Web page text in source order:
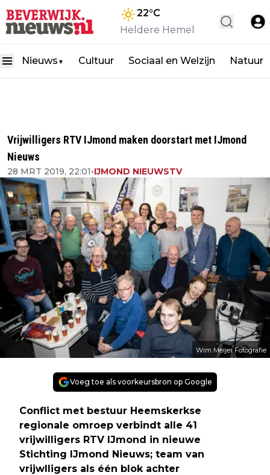
22°C
Heldere Hemel
Nieuws ▼ Cultuur Sociaal en Welzijn Natuur
Vrijwilligers RTV IJmond maken doorstart met IJmond
Nieuws
28 MRT 2019, 22:01•IJMOND NIEUWSTV
Wim Meijer Fotografie
Voeg toe als voorkeursbron op Google
Conflict met bestuur Heemskerkse
regionale omroep verbindt alle 41
vrijwilligers RTV IJmond in nieuwe
Stichting IJmond Nieuws; team van
vrijwlligers als één blok achter